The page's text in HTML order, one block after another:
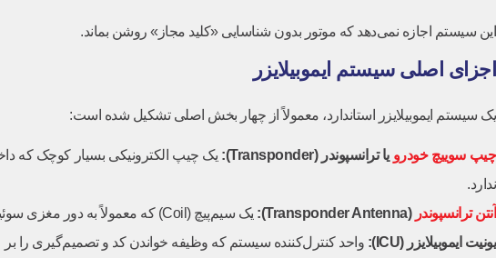
این سیستم اجازه نمی‌دهد که موتور بدون شناسایی «کلید مجاز» روشن بماند.
اجزای اصلی سیستم ایموبیلایزر
یک سیستم ایموبیلایزر استاندارد، معمولاً از چهار بخش اصلی تشکیل شده است:
چیپ سوییچ خودرو یا ترانسپوندر (Transponder):
یک چیپ الکترونیکی بسیار کوچک که
ندارد.
آنتن ترانسپوندر (Transponder Antenna):
یک سیم‌پیچ (Coil) که معمولاً به دور مغزی سوئیچ (محل ورود کلید) پیچیده شده است.
یونیت ایموبیلایزر (ICU):
واحد کنترل‌کننده سیستم که وظیفه خواندن کد و تصمیم‌گیری را